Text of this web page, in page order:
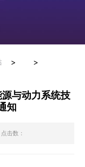
> >
与动力系统技
知
点击数：